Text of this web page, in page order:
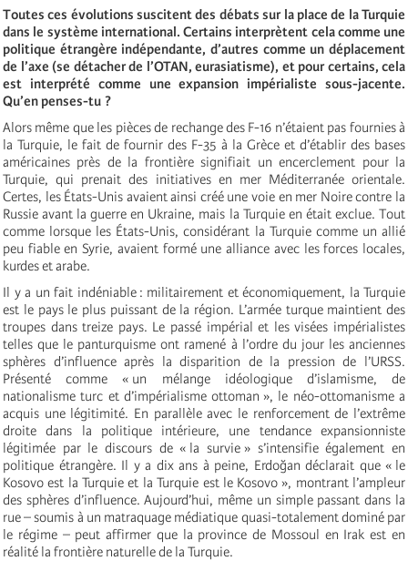
Toutes ces évolutions suscitent des débats sur la place de la Turquie
dans le système international. Certains interprètent cela comme une
politique étrangère indépendante, d’autres comme un déplacement
de l’axe (se détacher de l’OTAN, eurasiatisme), et pour certains, cela
est interprété comme une expansion impérialiste sous-jacente.
Qu’en penses-tu ?
Alors même que les pièces de rechange des F-16 n’étaient pas fournies à
la Turquie, le fait de fournir des F-35 à la Grèce et d’établir des bases
américaines près de la frontière signifiait un encerclement pour la
Turquie, qui prenait des initiatives en mer Méditerranée orientale.
Certes, les États-Unis avaient ainsi créé une voie en mer Noire contre la
Russie avant la guerre en Ukraine, mais la Turquie en était exclue. Tout
comme lorsque les États-Unis, considérant la Turquie comme un allié
peu fiable en Syrie, avaient formé une alliance avec les forces locales,
kurdes et arabe.
Il y a un fait indéniable : militairement et économiquement, la Turquie
est le pays le plus puissant de la région. L’armée turque maintient des
troupes dans treize pays. Le passé impérial et les visées impérialistes
telles que le panturquisme ont ramené à l’ordre du jour les anciennes
sphères d’influence après la disparition de la pression de l’URSS.
Présenté comme « un mélange idéologique d’islamisme, de
nationalisme turc et d’impérialisme ottoman », le néo-ottomanisme a
acquis une légitimité. En parallèle avec le renforcement de l’extrême
droite dans la politique intérieure, une tendance expansionniste
légitimée par le discours de « la survie » s’intensifie également en
politique étrangère. Il y a dix ans à peine, Erdoğan déclarait que « le
Kosovo est la Turquie et la Turquie est le Kosovo », montrant l’ampleur
des sphères d’influence. Aujourd’hui, même un simple passant dans la
rue – soumis à un matraquage médiatique quasi-totalement dominé par
le régime – peut affirmer que la province de Mossoul en Irak est en
réalité la frontière naturelle de la Turquie.